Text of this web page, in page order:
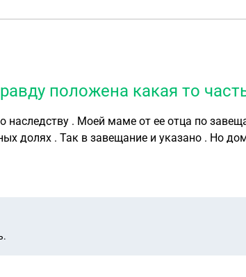
положена какая то
наследству . Моей маме от ее отца по
долях . Так в завещание и указано . Но
сестер в равных долях . Вопрос
сказала что пойдет в суд и отсудить эту